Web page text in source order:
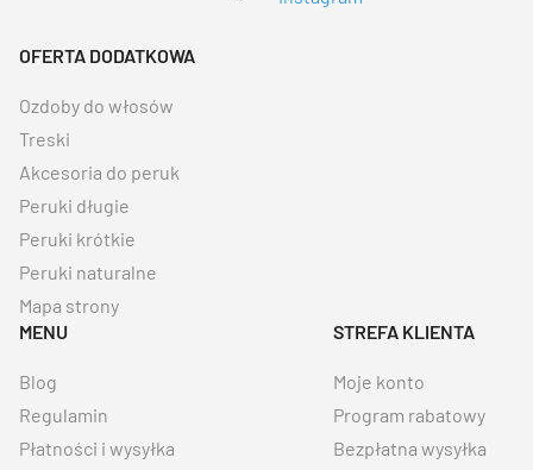
OFERTA DODATKOWA
Ozdoby do włosów
Treski
Akcesoria do peruk
Peruki długie
Peruki krótkie
Peruki naturalne
Mapa strony
MENU
Blog
Regulamin
Płatności i wysyłka
STREFA KLIENTA
Moje konto
Program rabatowy
Bezpłatna wysyłka